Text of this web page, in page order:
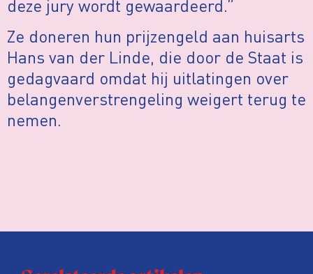
deze jury wordt gewaardeerd.”
Ze doneren hun prijzengeld aan huisarts
Hans van der Linde, die door de Staat is
gedagvaard omdat hij uitlatingen over
belangenverstrengeling weigert terug te
nemen.